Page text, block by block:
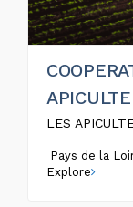
LES
Pays de la
Explore